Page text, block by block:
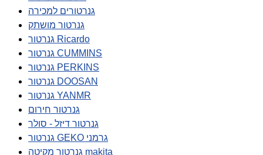
גנרטורים למכירה
גנרטור מושתק
גנרטור Ricardo
גנרטור CUMMINS
גנרטור PERKINS
גנרטור DOOSAN
גנרטור YANMR
גנרטור חירום
גנרטור דיזל - סולר
גנרטור GEKO גרמני
גנרטור מקיטה makita